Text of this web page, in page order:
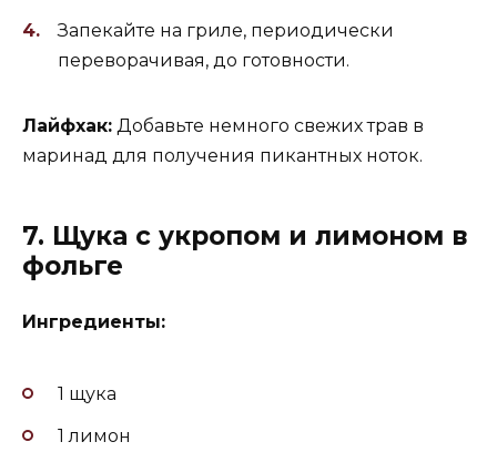
Запекайте на гриле, периодически
переворачивая, до готовности.
Лайфхак: Добавьте немного свежих трав в
маринад для получения пикантных ноток.
7. Щука с укропом и лимоном в
фольге
Ингредиенты:
1 щука
1 лимон